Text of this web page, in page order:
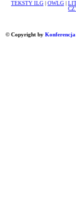
TEKSTY ILG OWLG
© Copyright by Konferencja